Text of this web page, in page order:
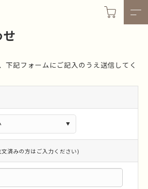
下記フォームにご記入のうえ送信してく
済みの方はご入力ください)